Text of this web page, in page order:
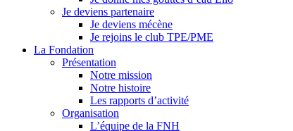
Je deviens partenaire
Je deviens mécène
Je rejoins le club TPE/PME
La Fondation
Présentation
Notre mission
Notre histoire
Les rapports d’activité
Organisation
L’équipe de la FNH